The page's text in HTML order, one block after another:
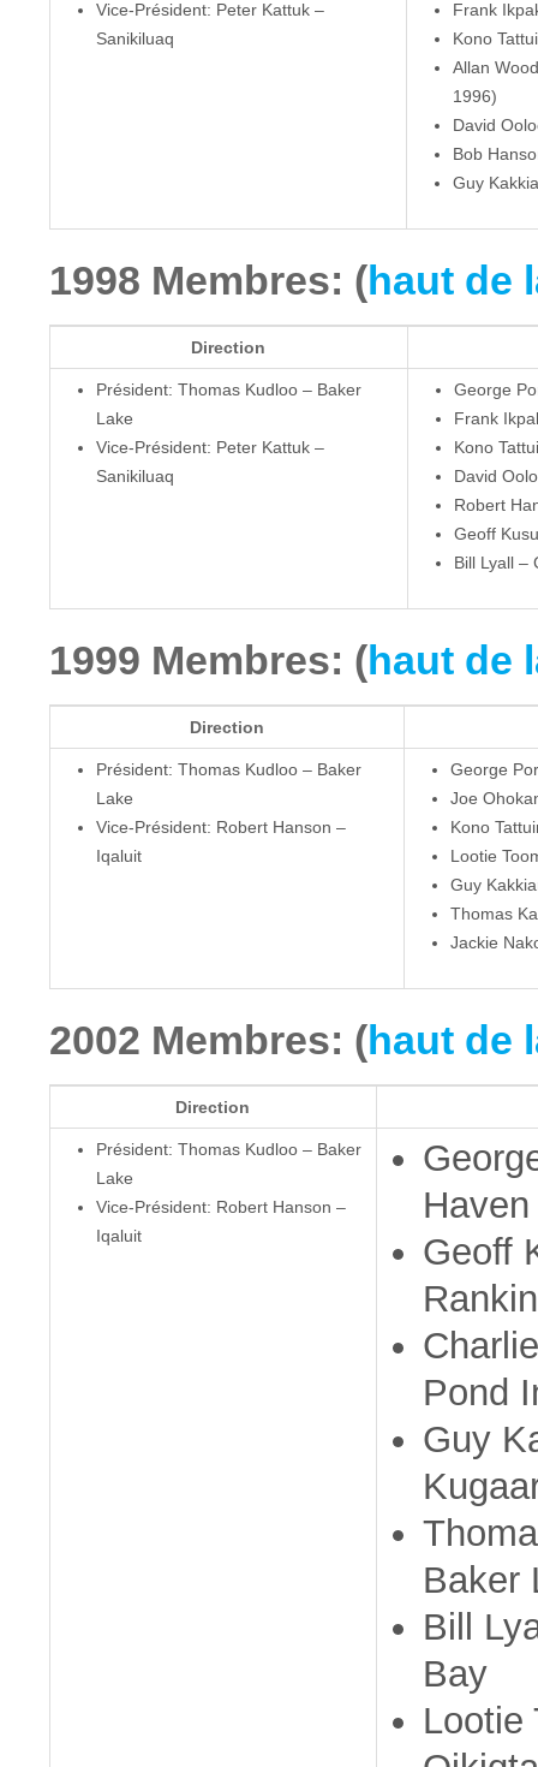
Vice-Président: Peter Kattuk –
Sanikiluaq
Frank
Kono
Allan
1996)
David
Bob
Guy
1998 Membres: (haut de
Direction
Président: Thomas Kudloo – Baker
Lake
Vice-Président: Peter Kattuk –
Sanikiluaq
George
Frank
Kono
David
Robert
Geoff
Bill Lyall –
1999 Membres: (haut de
Direction
Président: Thomas Kudloo – Baker
Lake
Vice-Président: Robert Hanson –
Iqaluit
George
Joe
Kono
Lootie
Guy
Thomas
Jackie
2002 Membres: (haut de
Direction
Président: Thomas Kudloo – Baker
Lake
Vice-Président: Robert Hanson –
Iqaluit
Haven
Geoff
Pond
Guy
Baker
Bill
Bay
Lootie